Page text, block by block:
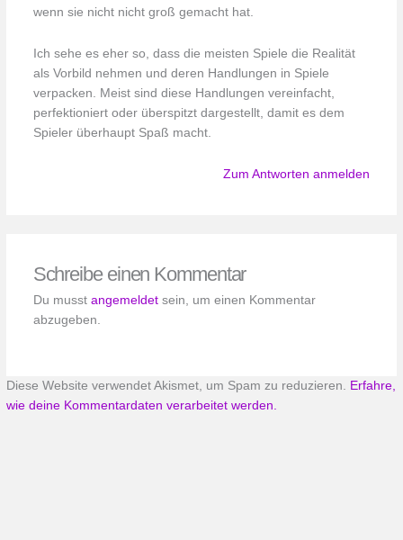
wenn sie nicht nicht groß gemacht hat.
Ich sehe es eher so, dass die meisten Spiele die Realität
als Vorbild nehmen und deren Handlungen in Spiele
verpacken. Meist sind diese Handlungen vereinfacht,
perfektioniert oder überspitzt dargestellt, damit es dem
Spieler überhaupt Spaß macht.
Zum Antworten anmelden
Schreibe einen Kommentar
Du musst angemeldetsein, um einen Kommentar
abzugeben.
Diese Website verwendet Akismet, um Spam zu reduzieren. Erfahre,
wie deine Kommentardaten verarbeitet werden.